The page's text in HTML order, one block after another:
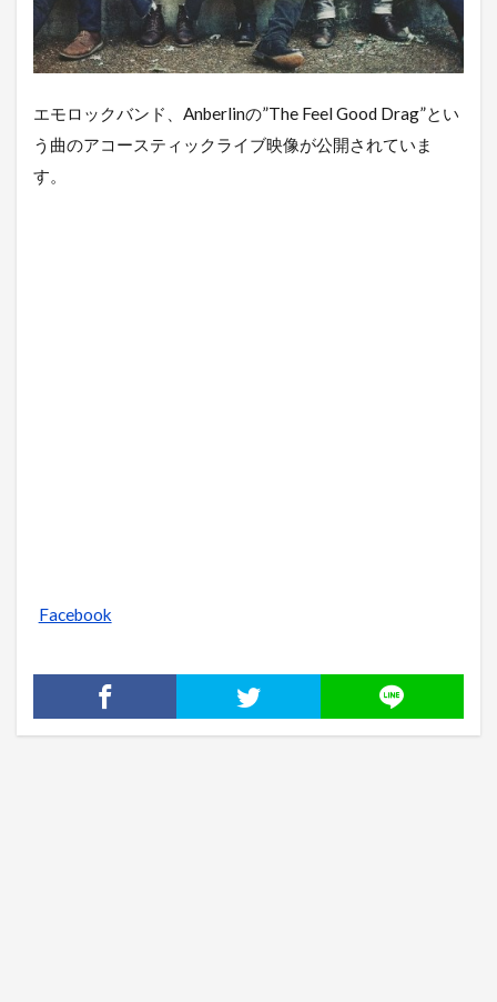
エモロックバンド、Anberlinの”The Feel Good Drag”とい
う曲のアコースティックライブ映像が公開されていま
す。
Facebook